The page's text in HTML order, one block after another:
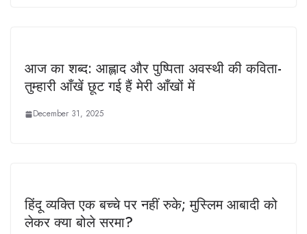
आज का शब्द: आह्लाद और पुष्पिता अवस्थी की कविता-
तुम्हारी आँखें छूट गई हैं मेरी आँखों में
December 31, 2025
हिंदू व्यक्ति एक बच्चे पर नहीं रुके; मुस्लिम आबादी को
लेकर क्या बोले सरमा?